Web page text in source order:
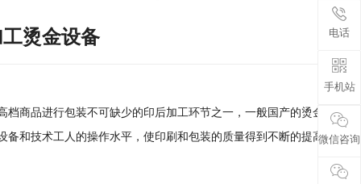
烫金设备
商品进行包装不可缺少的印后加工环节之一，一般国产的烫金机器不
备和技术工人的操作水平，使印刷和包装的质量得到不断的提高。
电话
手机站
微信咨询